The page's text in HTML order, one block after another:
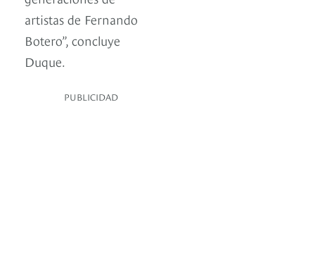
artistas de Fernando
Botero”, concluye
Duque.
PUBLICIDAD